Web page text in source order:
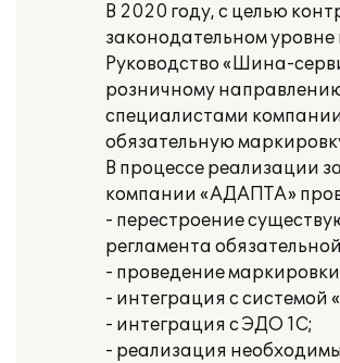
В 2020 году, с целью
законодательном
Руководство «Шина-
розничному
специалистами
обязательную
В процессе реализации
компании «АДАПТА»
- перестроение
регламента
- проведение
- интеграция с системой
- интеграция с ЭДО 1С;
- реализация